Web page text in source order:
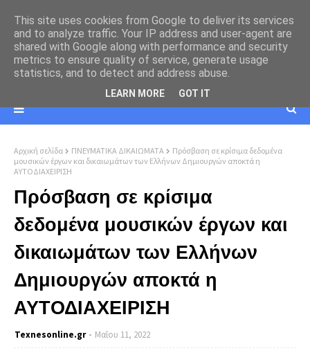
Αρχική σελίδα ΠΝΕΥΜΑΤΙΚΑ ΔΙΚΑΙΩΜΑΤΑ
Πρόσβαση σε κρίσιμα δεδομένα
μουσικών έργων και δικαιωμάτων των Ελλήνων Δημιουργών αποκτά η
ΑΥΤΟΔΙΑΧΕΙΡΙΣΗ
Πρόσβαση σε κρίσιμα
δεδομένα μουσικών έργων και
δικαιωμάτων των Ελλήνων
Δημιουργών αποκτά η
ΑΥΤΟΔΙΑΧΕΙΡΙΣΗ
Texnesοnline.gr Μαΐου 11, 2022
This site uses cookies from Google to deliver its services
and to analyze traffic. Your IP address and user-agent are
shared with Google along with performance and security
metrics to ensure quality of service, generate usage
statistics, and to detect and address abuse.
LEARN MORE GOT IT